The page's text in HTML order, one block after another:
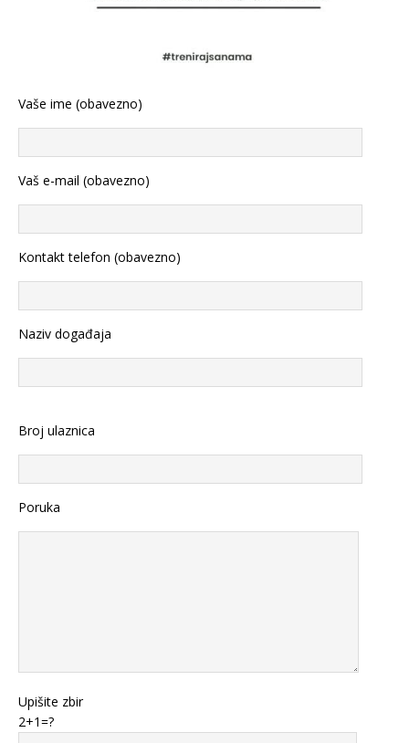
Vaše ime (obavezno)
Vaš e-mail (obavezno)
Kontakt telefon (obavezno)
Naziv događaja
Broj ulaznica
Poruka
Upišite zbir
2+1=?